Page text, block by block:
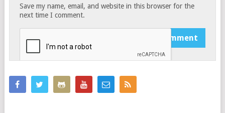
Save my name, email, and website in this browser for the
next time I comment.